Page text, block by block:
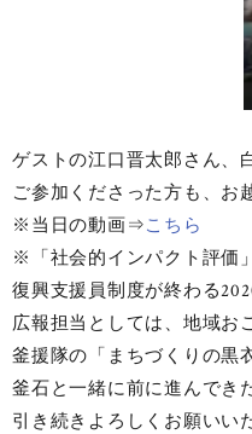
ゲストの江口晋太郎さん、
ご参加くださった方も、お
※当日の動画⇒こちら
※「社会的インパクト評価
復興支援員制度が終わる
広報担当としては、地域お
釜援隊の「まちづくりの黒
釜石と一緒に前に進んでき
引き続きよろしくお願いい